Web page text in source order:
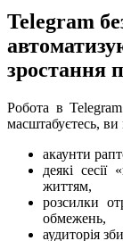
Telegram
зростання
Робота в
масштабуєтесь,
акаунти
деякі
життям,
розсилки
обмежень,
аудиторія